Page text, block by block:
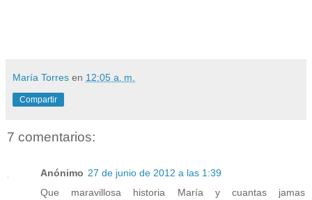
María Torres en 12:05 a. m.
Compartir
7 comentarios:
Anónimo 27 de junio de 2012 a las 1:39
Que maravillosa historia María y cuantas jamas